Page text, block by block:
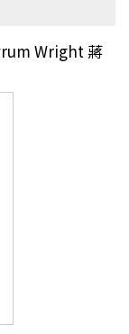
Wright 蔣